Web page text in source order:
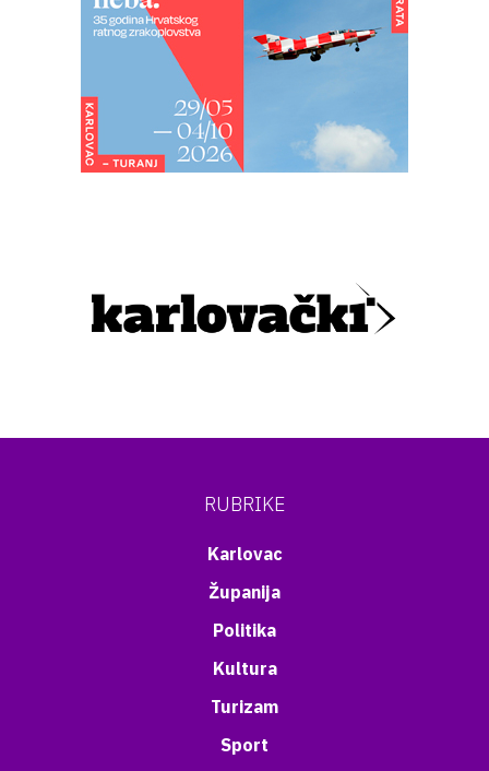
RUBRIKE
Karlovac
Županija
Politika
Kultura
Turizam
Sport